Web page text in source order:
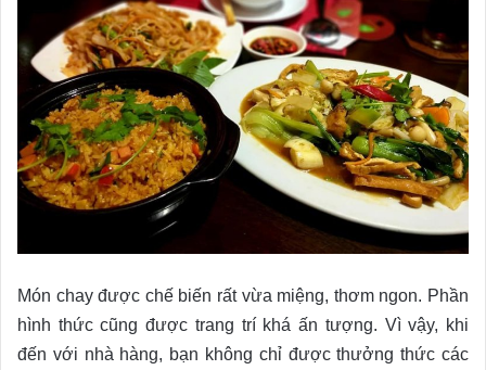
Món chay được chế biến rất vừa miệng, thơm ngon. Phần
hình thức cũng được trang trí khá ấn tượng. Vì vậy, khi
đến với nhà hàng, bạn không chỉ được thưởng thức các